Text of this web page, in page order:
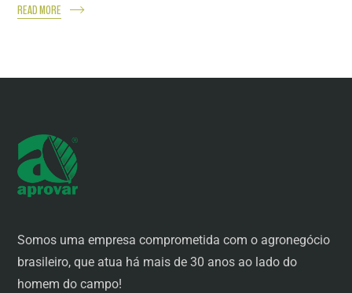
READ MORE
Somos uma empresa comprometida com o agronegócio
brasileiro, que atua há mais de 30 anos ao lado do
homem do campo!